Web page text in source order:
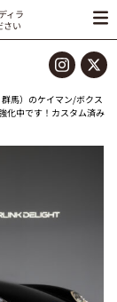
ィラ
さい
馬）のケイマン/ボクス
化中です！カスタム済み